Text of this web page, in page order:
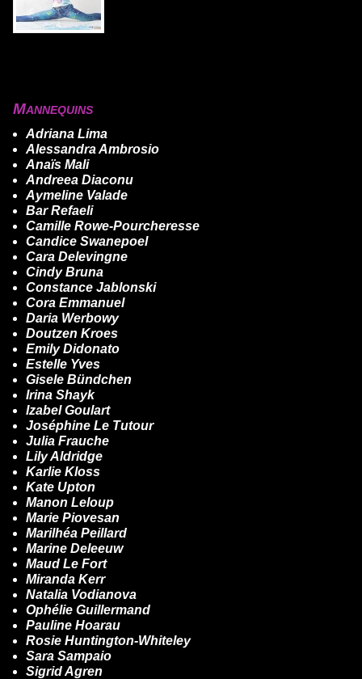
Mannequins
Adriana Lima
Alessandra Ambrosio
Anaïs Mali
Andreea Diaconu
Aymeline Valade
Bar Refaeli
Camille Rowe-Pourcheresse
Candice Swanepoel
Cara Delevingne
Cindy Bruna
Constance Jablonski
Cora Emmanuel
Daria Werbowy
Doutzen Kroes
Emily Didonato
Estelle Yves
Gisele Bündchen
Irina Shayk
Izabel Goulart
Joséphine Le Tutour
Julia Frauche
Lily Aldridge
Karlie Kloss
Kate Upton
Manon Leloup
Marie Piovesan
Marilhéa Peillard
Marine Deleeuw
Maud Le Fort
Miranda Kerr
Natalia Vodianova
Ophélie Guillermand
Pauline Hoarau
Rosie Huntington-Whiteley
Sara Sampaio
Sigrid Agren